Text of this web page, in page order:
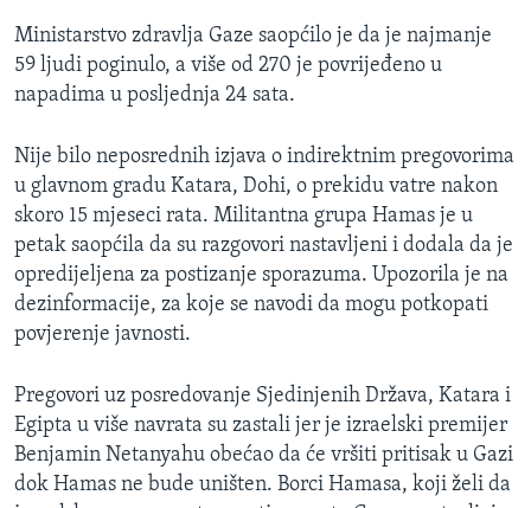
Ministarstvo zdravlja Gaze saopćilo je da je najmanje
59 ljudi poginulo, a više od 270 je povrijeđeno u
napadima u posljednja 24 sata.
Nije bilo neposrednih izjava o indirektnim pregovorima
u glavnom gradu Katara, Dohi, o prekidu vatre nakon
skoro 15 mjeseci rata. Militantna grupa Hamas je u
petak saopćila da su razgovori nastavljeni i dodala da je
opredijeljena za postizanje sporazuma. Upozorila je na
dezinformacije, za koje se navodi da mogu potkopati
povjerenje javnosti.
Pregovori uz posredovanje Sjedinjenih Država, Katara i
Egipta u više navrata su zastali jer je izraelski premijer
Benjamin Netanyahu obećao da će vršiti pritisak u Gazi
dok Hamas ne bude uništen. Borci Hamasa, koji želi da